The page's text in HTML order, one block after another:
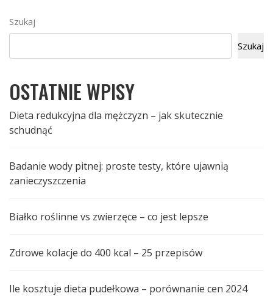
Szukaj
Szukaj
OSTATNIE WPISY
Dieta redukcyjna dla mężczyzn – jak skutecznie
schudnąć
Badanie wody pitnej: proste testy, które ujawnią
zanieczyszczenia
Białko roślinne vs zwierzęce – co jest lepsze
Zdrowe kolacje do 400 kcal – 25 przepisów
Ile kosztuje dieta pudełkowa – porównanie cen 2024